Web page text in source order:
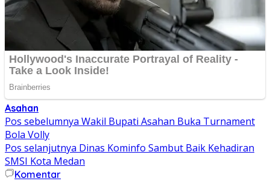
Asahan
Navigasi
pos
Pos sebelumnya Wakil Bupati Asahan Buka Turnament
Bola Volly
Pos selanjutnya Dinas Kominfo Sambut Baik Kehadiran
SMSI Kota Medan
Komentar